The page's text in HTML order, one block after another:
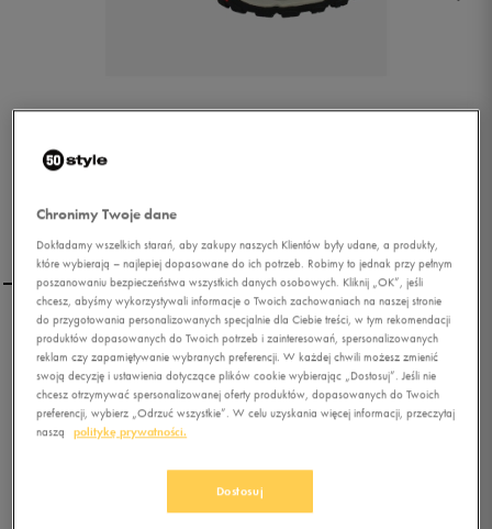
SALOMON ELLIPSE AERO
W
0.0 (
złz Vat
KLUBIE 50 STYLE
Chronimy Twoje dane
Dokładamy wszelkich starań, aby zakupy naszych Klientów były udane, a produkty,
które wybierają – najlepiej dopasowane do ich potrzeb. Robimy to jednak przy pełnym
poszanowaniu bezpieczeństwa wszystkich danych osobowych. Kliknij „OK”, jeśli
chcesz, abyśmy wykorzystywali informacje o Twoich zachowaniach na naszej stronie
do przygotowania personalizowanych specjalnie dla Ciebie treści, w tym rekomendacji
produktów dopasowanych do Twoich potrzeb i zainteresowań, spersonalizowanych
reklam czy zapamiętywanie wybranych preferencji. W każdej chwili możesz zmienić
swoją decyzję i ustawienia dotyczące plików cookie wybierając „Dostosuj”. Jeśli nie
chcesz otrzymywać spersonalizowanej oferty produktów, dopasowanych do Twoich
preferencji, wybierz „Odrzuć wszystkie”. W celu uzyskania więcej informacji, przeczytaj
naszą
politykę prywatności.
Dostosuj